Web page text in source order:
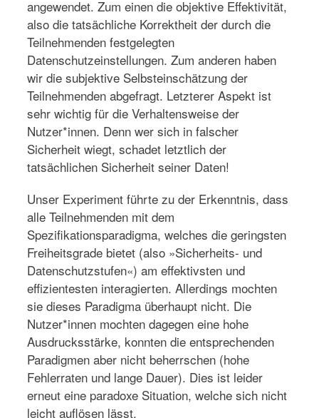
angewendet. Zum einen die objektive Effektivität,
also die tatsächliche Korrektheit der durch die
Teilnehmenden festgelegten
Datenschutzeinstellungen. Zum anderen haben
wir die subjektive Selbsteinschätzung der
Teilnehmenden abgefragt. Letzterer Aspekt ist
sehr wichtig für die Verhaltensweise der
Nutzer*innen. Denn wer sich in falscher
Sicherheit wiegt, schadet letztlich der
tatsächlichen Sicherheit seiner Daten!
Unser Experiment führte zu der Erkenntnis, dass
alle Teilnehmenden mit dem
Spezifikationsparadigma, welches die geringsten
Freiheitsgrade bietet (also »Sicherheits- und
Datenschutzstufen«) am effektivsten und
effizientesten interagierten. Allerdings mochten
sie dieses Paradigma überhaupt nicht. Die
Nutzer*innen mochten dagegen eine hohe
Ausdrucksstärke, konnten die entsprechenden
Paradigmen aber nicht beherrschen (hohe
Fehlerraten und lange Dauer). Dies ist leider
erneut eine paradoxe Situation, welche sich nicht
leicht auflösen lässt.